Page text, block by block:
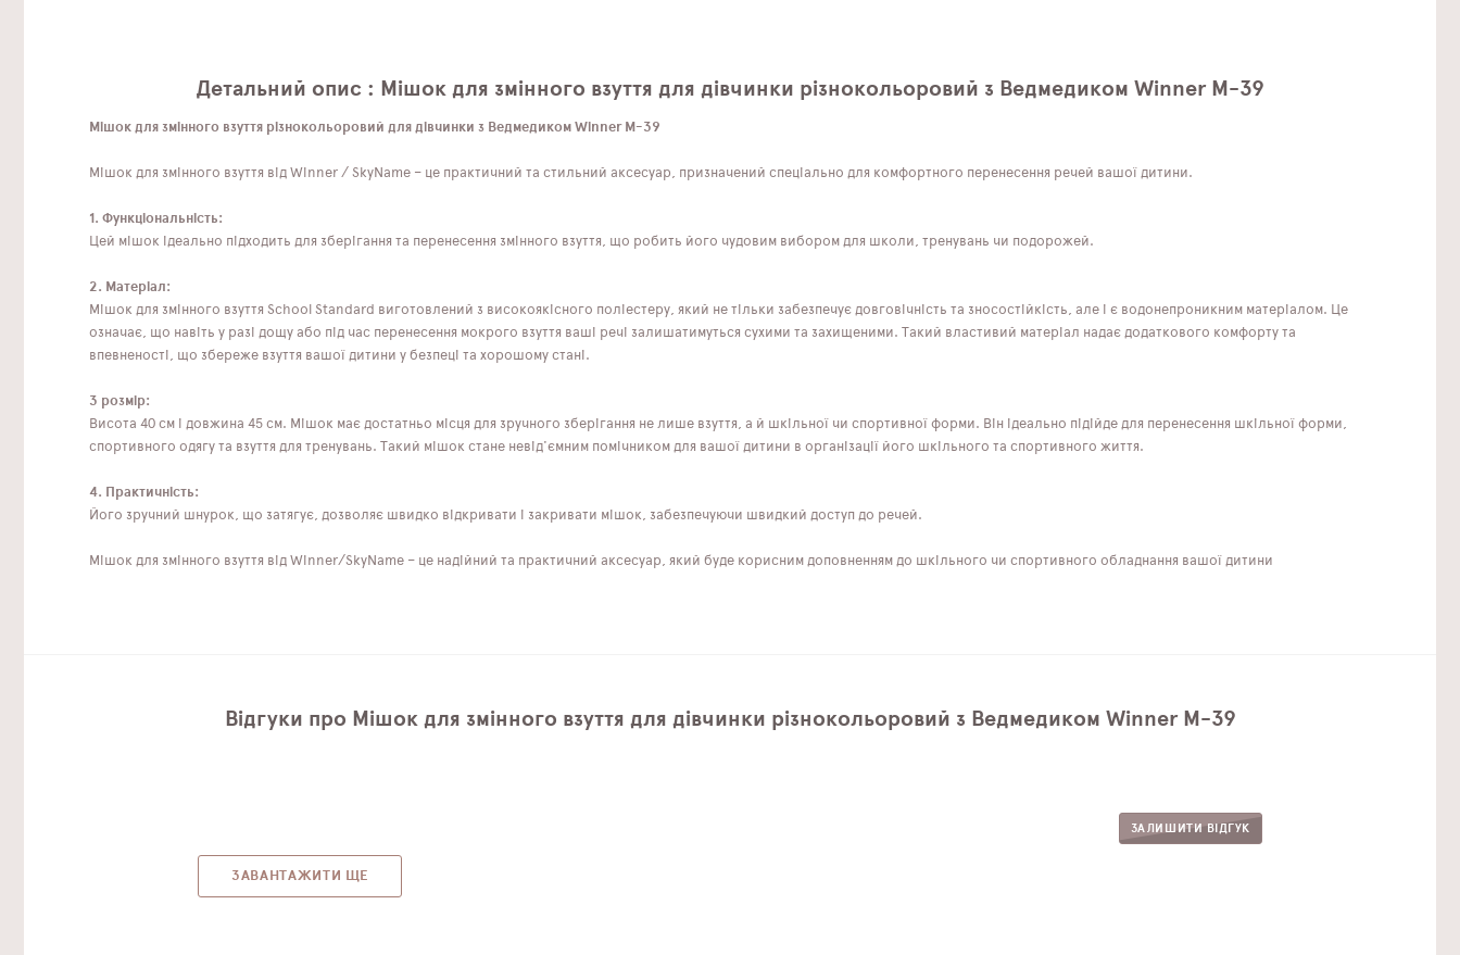
Детальний опис : Мішок для змінного взуття для дівчинки різнокольоровий з Ведмедиком Winner M-39
Мішок для змінного взуття різнокольоровий для дівчинки з Ведмедиком Winner M-39
Мішок для змінного взуття від Winner / SkyName – це практичний та стильний аксесуар, призначений спеціально для комфортного перенесення речей вашої дитини.
1. Функціональність:
Цей мішок ідеально підходить для зберігання та перенесення змінного взуття, що робить його чудовим вибором для школи, тренувань чи подорожей.
2. Матеріал:
Мішок для змінного взуття School Standard виготовлений з високоякісного поліестеру, який не тільки забезпечує довговічність та зносостійкість, але і є водонепроникним матеріалом. Це
означає, що навіть у разі дощу або під час перенесення мокрого взуття ваші речі залишатимуться сухими та захищеними. Такий властивий матеріал надає додаткового комфорту та
впевненості, що збереже взуття вашої дитини у безпеці та хорошому стані.
3 розмір:
Висота 40 см і довжина 45 см. Мішок має достатньо місця для зручного зберігання не лише взуття, а й шкільної чи спортивної форми. Він ідеально підійде для перенесення шкільної форми,
спортивного одягу та взуття для тренувань. Такий мішок стане невід'ємним помічником для вашої дитини в організації його шкільного та спортивного життя.
4. Практичність:
Його зручний шнурок, що затягує, дозволяє швидко відкривати і закривати мішок, забезпечуючи швидкий доступ до речей.
Мішок для змінного взуття від Winner/SkyName – це надійний та практичний аксесуар, який буде корисним доповненням до шкільного чи спортивного обладнання вашої дитини
Відгуки про Мішок для змінного взуття для дівчинки різнокольоровий з Ведмедиком Winner M-39
ЗАЛИШИТИ ВІДГУК
ЗАВАНТАЖИТИ ЩЕ